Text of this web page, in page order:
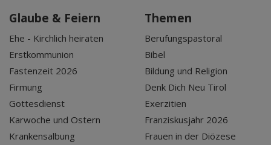
Glaube & Feiern
Ehe - Kirchlich heiraten
Erstkommunion
Fastenzeit 2026
Firmung
Gottesdienst
Karwoche und Ostern
Krankensalbung
Themen
Berufungspastoral
Bibel
Bildung und Religion
Denk Dich Neu Tirol
Exerzitien
Franziskusjahr 2026
Frauen in der Diözese